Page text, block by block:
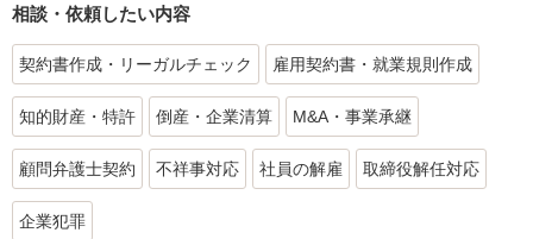
相談・依頼したい内容
契約書作成・リーガルチェック 雇用契約書・就業規則作成
知的財産・特許 倒産・企業清算 M&A・事業承継
顧問弁護士契約 不祥事対応 社員の解雇 取締役解任対応
企業犯罪